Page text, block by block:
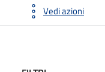
Vedi azioni